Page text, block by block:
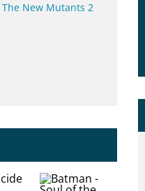
The New Mutants 2